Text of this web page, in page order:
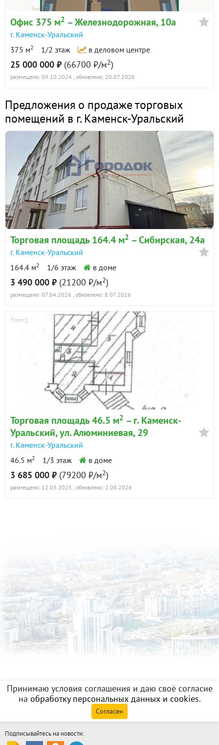
Офис 375 м2 – Железнодорожная, 10а
г. Каменск-Уральский
375 м2 1/2 этаж в деловом центре
25 000 000 ₽ (66700 ₽/м2)
размещено: 09.10.2024 , обновлено: 20.07.2026
Предложения о продаже торговых
помещений в г. Каменск-Уральский
Торговая площадь 164.4 м2 – Сибирская, 24а
г. Каменск-Уральский
164.4 м2 1/6 этаж в доме
3 490 000 ₽ (21200 ₽/м2)
размещено: 07.04.2026 , обновлено: 8.07.2026
Торговая площадь 46.5 м2 – г. Каменск-
Уральский, ул. Алюминиевая, 29
г. Каменск-Уральский
46.5 м2 1/3 этаж в доме
3 685 000 ₽ (79200 ₽/м2)
размещено: 12.03.2025 , обновлено: 2.08.2026
Принимаю условия соглашения и даю своё согласие
на обработку персональных данных и cookies.
Согласен
Подписывайтесь на новости: